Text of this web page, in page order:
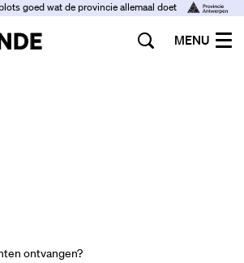
goed wat de provincie allemaal doet
MENU
ontvangen?